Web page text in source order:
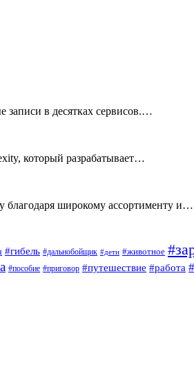
записи в десятках сервисов.…
который разрабатывает…
широкому ассортименту и…
#гибель #дальнобойщик #дети #животное
#пособие #приговор #путешествие #работа